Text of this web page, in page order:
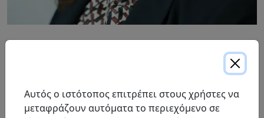
Η Σάντρα εντάχθηκε στην ομάδα ProResp το 1998 στο
Στράτφορντ του Οντάριο στην Horizon ProResp Inc.
ενίσχυση συνεργασιών με συνεργάτες μακροχρόνιας
φροντίδας και φροντίδας συνταξιούχων. Η Σάντρα
Αυτός ο ιστότοπος επιτρέπει στους χρήστες να
μεταφράζουν αυτόματα το περιεχόμενο σε